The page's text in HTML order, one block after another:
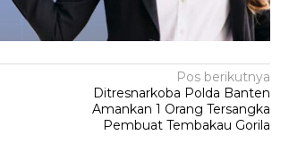
Pos berikutnya
Ditresnarkoba Polda Banten
Amankan 1 Orang Tersangka
Pembuat Tembakau Gorila